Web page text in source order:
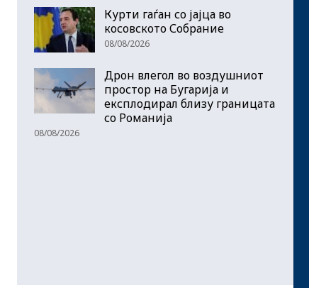
Курти гаѓан со јајца во
косовското Собрание
08/08/2026
Дрон влегол во воздушниот
простор на Бугарија и
експлодирал близу границата
со Романија
08/08/2026